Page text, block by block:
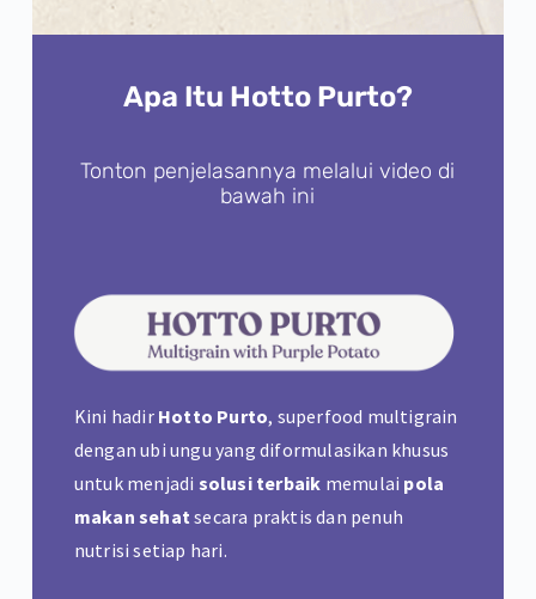
Apa Itu Hotto Purto?
Tonton penjelasannya melalui video di
bawah ini
Kini hadirHotto Purto, superfood multigrain
dengan ubi ungu yang diformulasikan khusus
untuk menjadi solusi terbaik memulai pola
makan sehatsecara praktis dan penuh
nutrisi setiap hari.